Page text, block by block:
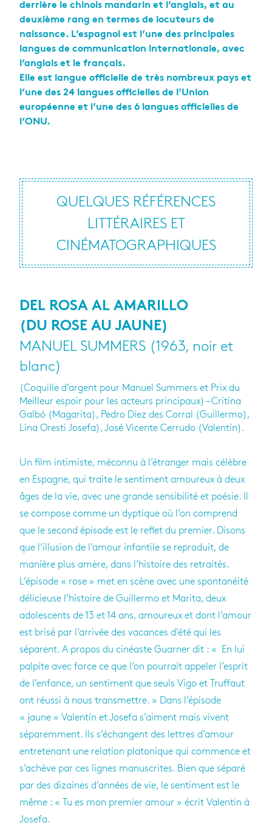
derrière le chinois mandarin et l’anglais, et au
deuxième rang en termes de locuteurs de
naissance. L’espagnol est l’une des principales
langues de communication internationale, avec
l’anglais et le français.
Elle est langue officielle de très nombreux pays et
l’une des 24 langues officielles de l’Union
européenne et l’une des 6 langues officielles de
l’ONU.
QUELQUES RÉFÉRENCES
LITTÉRAIRES ET
CINÉMATOGRAPHIQUES
DEL ROSA AL AMARILLO
(DU ROSE AU JAUNE)
MANUEL SUMMERS (1963, noir et
blanc)
(Coquille d’argent pour Manuel Summers et Prix du
Meilleur espoir pour les acteurs principaux) – Critina
Galbó (Magarita), Pedro Díez des Corral (Guillermo),
Lina Oresti Josefa), José Vicente Cerrudo (Valentín).
Un film intimiste, méconnu à l’étranger mais célèbre
en Espagne, qui traite le sentiment amoureux à deux
âges de la vie, avec une grande sensibilité et poésie. Il
se compose comme un dyptique où l’on comprend
que le second épisode est le reflet du premier. Disons
que l’illusion de l’amour infantile se reproduit, de
manière plus amère, dans l’histoire des retraités.
L’épisode « rose » met en scène avec une spontanéité
délicieuse l’histoire de Guillermo et Marita, deux
adolescents de 13 et 14 ans, amoureux et dont l’amour
est brisé par l’arrivée des vacances d’été qui les
séparent. A propos du cinéaste Guarner dit : « En lui
palpite avec force ce que l’on pourrait appeler l’esprit
de l’enfance, un sentiment que seuls Vigo et Truffaut
ont réussi à nous transmettre. » Dans l’épisode
« jaune » Valentín et Josefa s’aiment mais vivent
séparemment. Ils s’échangent des lettres d’amour
entretenant une relation platonique qui commence et
s’achève par ces lignes manuscrites. Bien que séparé
par des dizaines d’années de vie, le sentiment est le
même : « Tu es mon premier amour » écrit Valentin à
Josefa.